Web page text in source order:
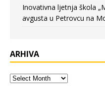
Inovativna ljetnja škola
avgusta u Petrovcu na
ARHIVA